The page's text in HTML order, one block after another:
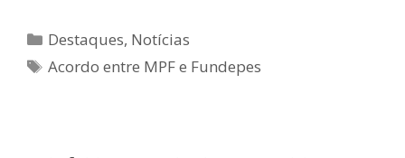
Categorias
Destaques, Notícias
Tags
Acordo entre MPF e Fundepes